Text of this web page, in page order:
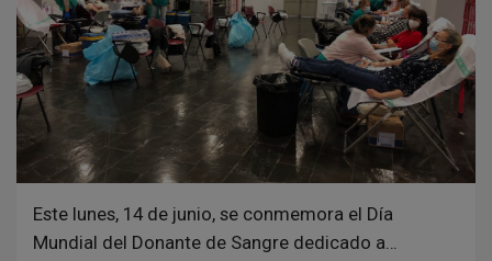
Este lunes, 14 de junio, se conmemora el Día
Mundial del Donante de Sangre dedicado a…